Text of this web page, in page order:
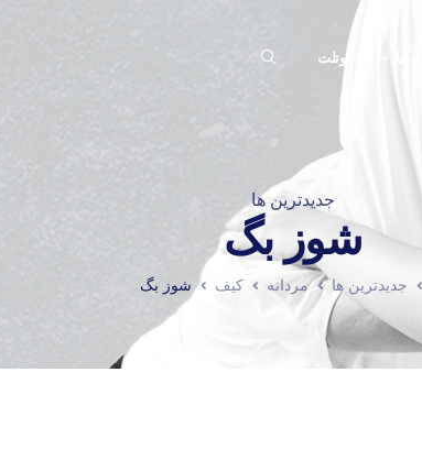
ها اوتلت
جدیدترین ها
شوز بگ
جدیدترین ها مردانه کیف شوز بگ